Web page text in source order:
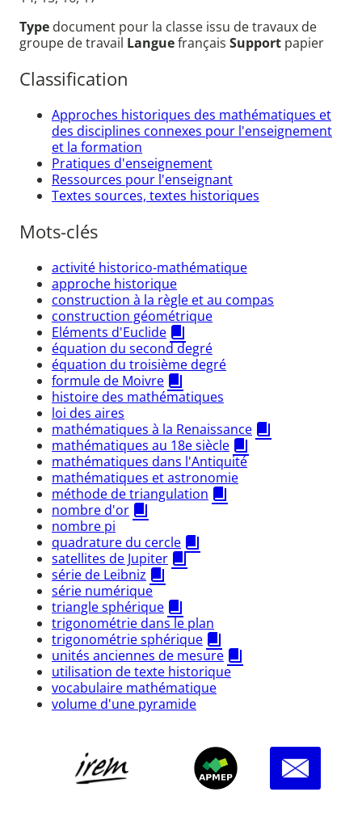
Type document pour la classe issu de travaux de
groupe de travail Languefrançais Support papier
Classification
Approches historiques des mathématiques et
des disciplines connexes pour l'enseignement
et la formation
Pratiques d'enseignement
Ressources pour l'enseignant
Textes sources, textes historiques
Mots-clés
activité historico-mathématique
approche historique
construction à la règle et au compas
construction géométrique
Eléments d'Euclide
équation du second degré
équation du troisième degré
formule de Moivre
histoire des mathématiques
loi des aires
mathématiques à la Renaissance
mathématiques au 18e siècle
mathématiques dans l'Antiquité
mathématiques et astronomie
méthode de triangulation
nombre d'or
nombre pi
quadrature du cercle
satellites de Jupiter
série de Leibniz
série numérique
triangle sphérique
trigonométrie dans le plan
trigonométrie sphérique
unités anciennes de mesure
utilisation de texte historique
vocabulaire mathématique
volume d'une pyramide